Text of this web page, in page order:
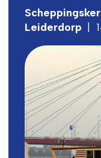
Leiderdorp |